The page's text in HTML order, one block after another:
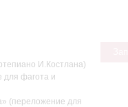
И.Костлана)
для фагота и
(переложение для